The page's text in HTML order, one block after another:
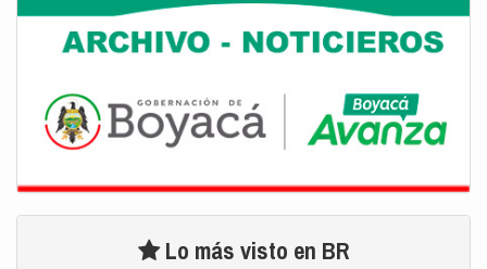
Lo más visto en BR